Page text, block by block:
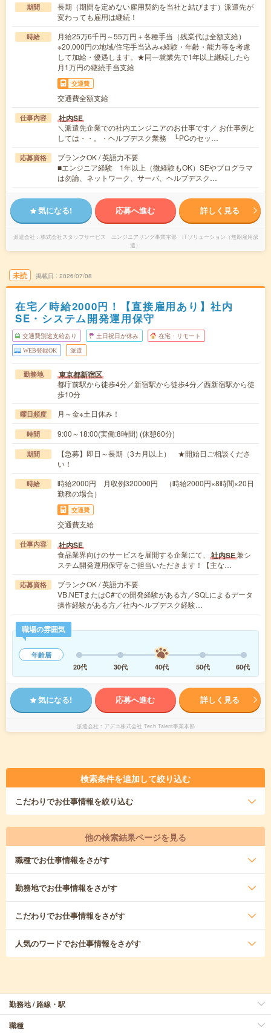
期間
長期（期間を定めない雇用契約を当社と結びます）派遣先が
変わっても雇用は継続！
時給
月給25万6千円～55万円＋各種手当（残業代は全額支給）
※20,000円の地域/住宅手当込み※経験・年齢・能力等を考慮
して加給・優遇します。★同一就業先で1年以上継続したら
月1万円の継続手当支給
交通費
交通費全額支給
仕事内容 社内SE
＼派遣先企業での社内エンジニアのお仕事です／ お仕事例と
しては・・。・ヘルプデスク業務 └PCのセッ…
応募資格
ブランクOK / 英語力不要
■エンジニア経験 1年以上（微経験もOK）SEやプログラマ
は勿論、ネットワーク、サーバ、ヘルプデスク…
気になる! 応募へ進む 詳しく見る
派遣会社
株式会社スタッフサービス エンジニアリング事業本部 ITソリューション（無期雇用派
遣）
未読 掲載日 2026/07/08
在宅／時給2000円！【直接雇用あり】社内
SE・システム開発運用保守
交通費別途支給あり 土日祝日が休み 在宅・リモート
WEB登録OK 派遣
勤務地 東京都新宿区
都庁前駅から徒歩4分／新宿駅から徒歩4分／西新宿駅から徒
歩10分
曜日頻度 月～金※土日休み！
時間 9:00～18:00(実働:8時間) (休憩60分)
期間
【急募】即日～長期（3カ月以上） ★開始日ご相談くださ
い！
時給
時給2000円 月収例320000円 （時給2000円×8時間×20日
勤務の場合）
交通費
交通費支給
仕事内容 社内SE
食品業界向けのサービスを展開する企業にて、 社内SE兼シ
ステム開発運用保守をご担当いただきます！【主な…
応募資格
ブランクOK / 英語力不要
VB.NETまたはC#での開発経験がある方／SQLによるデータ
操作経験がある方／社内ヘルプデスク経験…
職場の雰囲気
年齢層
20代
30代 40代 50代 60代
気になる! 応募へ進む 詳しく見る
派遣会社 アデコ株式会社 Tech Talent事業本部
検索条件を追加して絞り込む
こだわりでお仕事情報を絞り込む
他の検索結果ページを見る
職種でお仕事情報をさがす
勤務地でお仕事情報をさがす
こだわりでお仕事情報をさがす
人気のワードでお仕事情報をさがす
勤務地 / 路線・駅
職種